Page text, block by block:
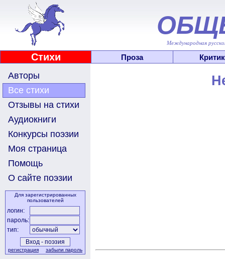
Международная
Стихи Проза
Авторы
Все стихи
Отзывы на стихи
Аудиокниги
Конкурсы поэзии
Моя страница
Помощь
О сайте поэзии
Для зарегистрированных
пользователей
логин:
пароль:
тип:
регистрация забыли пароль